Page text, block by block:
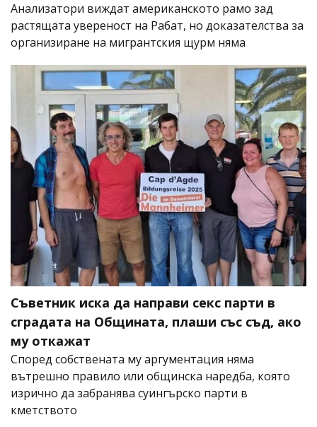
Анализатори виждат американското рамо зад
растящата увереност на Рабат, но доказателства за
организиране на мигрантския щурм няма
Съветник иска да направи секс парти в
сградата на Общината, плаши със съд, ако
му откажат
Според собствената му аргументация няма
вътрешно правило или общинска наредба, която
изрично да забранява суингърско парти в
кметството